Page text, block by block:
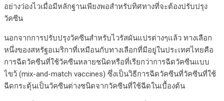
อย่างว่องไวเมื่อมีหลักฐานเพียงพอสำหรับทิศทางที่จะต้องปรับปรุง
วัคซีน
นอกจากการปรับปรุงวัคซีนสำหรับไวรัสผันแปรต่างๆแล้ว ทางเลือก
หนึ่งของสหรัฐอเมริกาที่เหมือนกับทางเลือกที่มีอยู่ในประเทศไทยคือ
การฉีดวัคซีนที่ใช้วัคซีนหลายชนิดหรือที่เรียกว่าการฉีดวัคซีนแบบ
ไขว้ (mix-and-match vaccines) ซึ่งเป็นวิธีการฉีดวัคซีนที่วัคซีนที่ใช้
ฉีดกระตุ้นเป็นวัคซีนต่างชนิดจากวัคซีนที่ใช้ฉีดในเบื้องต้น